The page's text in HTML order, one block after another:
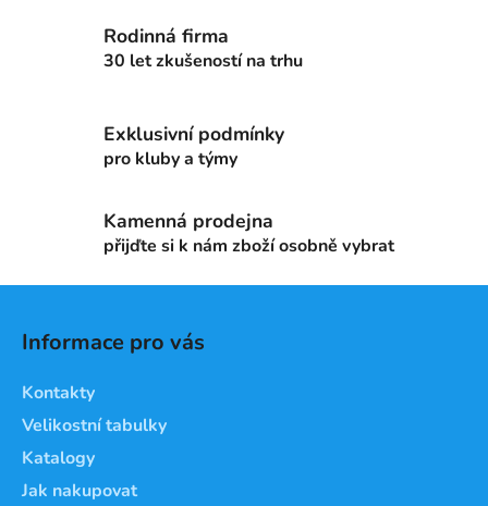
í
p
v
k
ý
p
s
Rodinná firma
30 let zkušeností na trhu
Exklusivní podmínky
pro kluby a týmy
Kamenná prodejna
přijďte si k nám zboží osobně vybrat
Informace pro vás
Kontakty
Velikostní tabulky
Katalogy
Jak nakupovat